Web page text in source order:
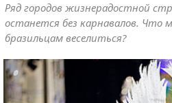
Ряд городов жизнерадостной
останется без карнавалов. Что
бразильцам веселиться?